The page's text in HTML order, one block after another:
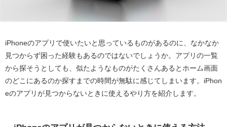
iPhoneのアプリで使いたいと思っているものがあるのに、なかなか
見つからず困った経験もあるのではないでしょうか。アプリの一覧
から探そうとしても、似たようなものがたくさんあるとホーム画面
のどこにあるのか探すまでの時間が無駄に感じてしまいます。iPhon
eのアプリが見つからないときに使えるやり方を紹介します。